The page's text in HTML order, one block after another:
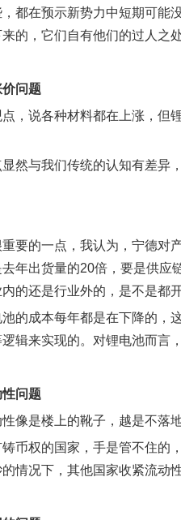
，都在预示新势力中短期可能
的，它们自有他们的过人之
价问题
，说各种材料都在上涨，但
然与我们传统的认知有差异
要的一点，我认为，宁德对
年出货量的20倍，要是供应
的还是行业外的，是不是都
池的成本每年都是在下降的，
辑来实现的。对锂电池而言
问题
像是楼上的靴子，越是不落
币权的国家，手是管不住的
情况下，其他国家收紧流动